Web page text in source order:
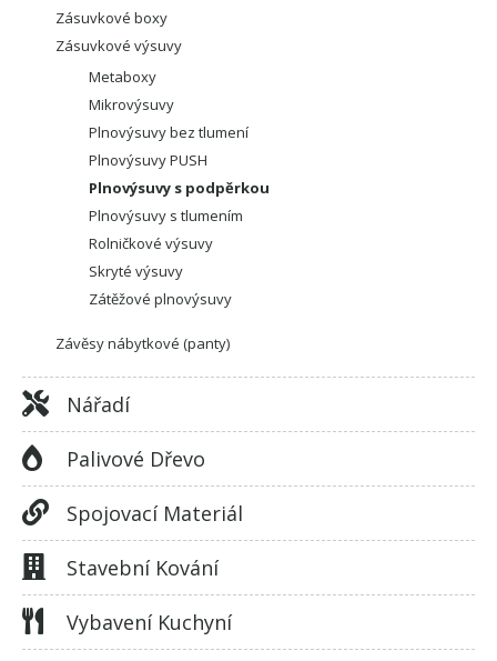
Zásuvkové boxy
Zásuvkové výsuvy
Metaboxy
Mikrovýsuvy
Plnovýsuvy bez tlumení
Plnovýsuvy PUSH
Plnovýsuvy s podpěrkou
Plnovýsuvy s tlumením
Rolničkové výsuvy
Skryté výsuvy
Zátěžové plnovýsuvy
Závěsy nábytkové (panty)
Nářadí
Palivové Dřevo
Spojovací Materiál
Stavební Kování
Vybavení Kuchyní